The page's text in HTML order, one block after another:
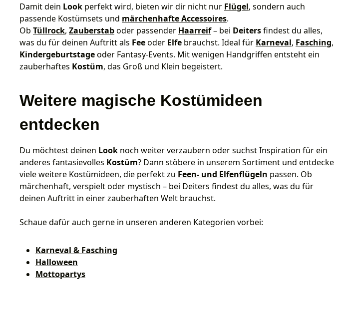
Damit dein Look perfekt wird, bieten wir dir nicht nur Flügel, sondern auch
passende Kostümsets und märchenhafte Accessoires.
Ob Tüllrock, Zauberstaboder passender Haarreif– bei Deitersfindest du alles,
was du für deinen Auftritt als Feeoder Elfe brauchst. Ideal für Karneval, Fasching,
Kindergeburtstageoder Fantasy-Events. Mit wenigen Handgriffen entsteht ein
zauberhaftes Kostüm, das Groß und Klein begeistert.
Weitere magische Kostümideen
entdecken
Du möchtest deinen Look noch weiter verzaubern oder suchst Inspiration für ein
anderes fantasievolles Kostüm? Dann stöbere in unserem Sortiment und entdecke
viele weitere Kostümideen, die perfekt zu Feen- und Elfenflügeln passen. Ob
märchenhaft, verspielt oder mystisch – bei Deiters findest du alles, was du für
deinen Auftritt in einer zauberhaften Welt brauchst.
Schaue dafür auch gerne in unseren anderen Kategorien vorbei:
Karneval & Fasching
Halloween
Mottopartys